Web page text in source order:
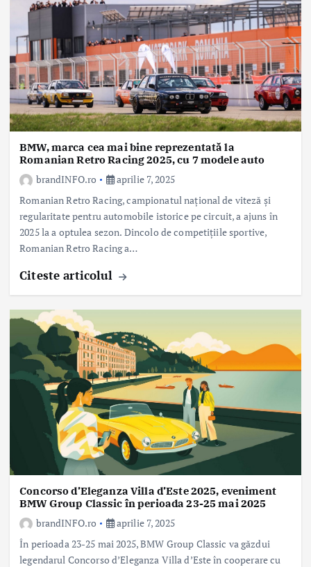
BMW, marca cea mai bine reprezentată la
Romanian Retro Racing 2025, cu 7 modele auto
brandINFO.ro
aprilie 7, 2025
Romanian Retro Racing, campionatul național de viteză și
regularitate pentru automobile istorice pe circuit, a ajuns în
2025 la a optulea sezon. Dincolo de competițiile sportive,
Romanian Retro Racing a…
Citeste articolul
Concorso d’Eleganza Villa d’Este 2025, eveniment
BMW Group Classic în perioada 23-25 mai 2025
brandINFO.ro
aprilie 7, 2025
În perioada 23-25 mai 2025, BMW Group Classic va găzdui
legendarul Concorso d’Eleganza Villa d’Este în cooperare cu